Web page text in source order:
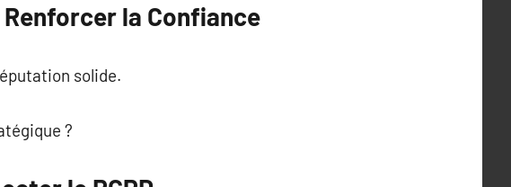
la Confiance
solide.
?